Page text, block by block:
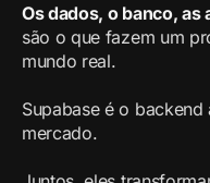
Os dados, o banco,
são o que fazem um
mundo real.
Supabase é o
mercado.